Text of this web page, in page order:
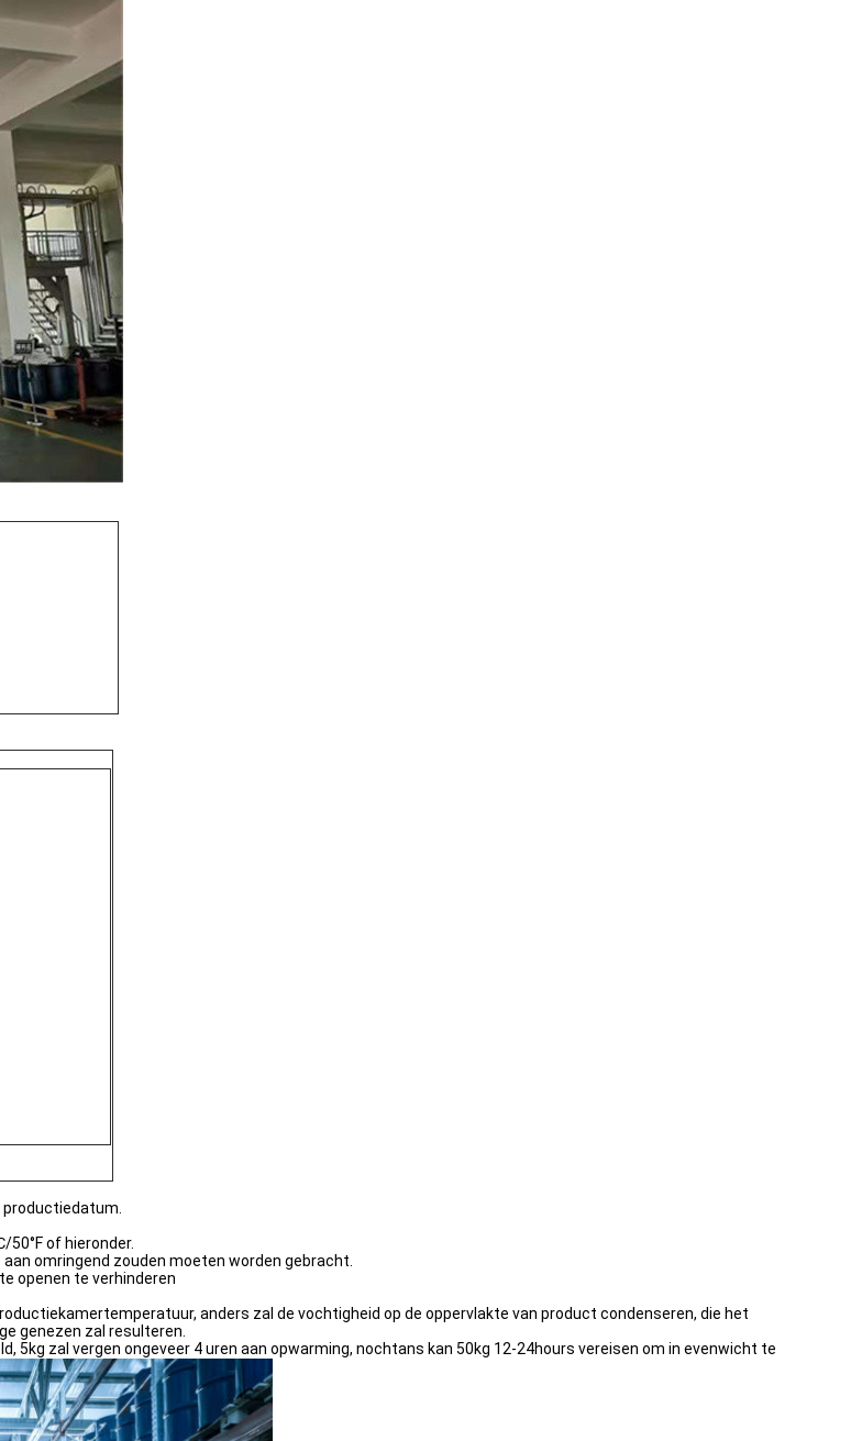
of hieronder.
omringend zouden moeten worden gebracht.
openen te verhinderen
anders zal de vochtigheid op de oppervlakte van product condenseren, die het
genezen zal resulteren.
5kg zal vergen ongeveer 4 uren aan opwarming, nochtans kan 50kg 12-24hours vereisen om in evenwicht te